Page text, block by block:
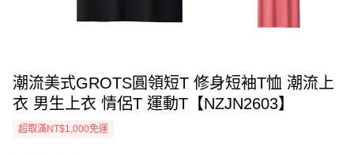
潮流美式GROTS圓領短T 修身短袖T恤 潮流上
衣 男生上衣 情侶T 運動T【NZJN2603】
超取滿NT$1,000免運